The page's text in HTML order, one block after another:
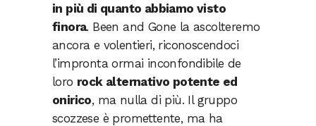
in più di quanto abbiamo visto
finora. Been and Gone la ascolteremo
ancora e volentieri, riconoscendoci
l’impronta ormai inconfondibile de
loro rock alternativo potente ed
onirico, ma nulla di più. Il gruppo
scozzese è promettente, ma ha